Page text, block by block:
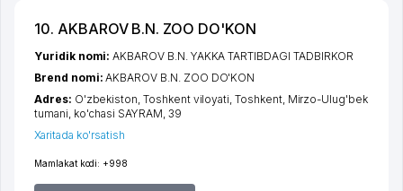
10. AKBAROV B.N. ZOO DO'KON
Mamlakat kodi: +998
Yuridik nomi:AKBAROV B.N. YAKKA TARTIBDAGI TADBIRKOR
Brend nomi:AKBAROV B.N. ZOO DO'KON
Adres: O'zbekiston,Toshkent viloyati ,Toshkent, Mirzo-Ulug'bek
tumani ko'chasi SAYRAM , 39
Xaritada ko'rsatish